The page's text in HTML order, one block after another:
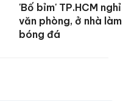
'Bố bỉm' TP.HCM
văn phòng, ở nhà
bóng đá